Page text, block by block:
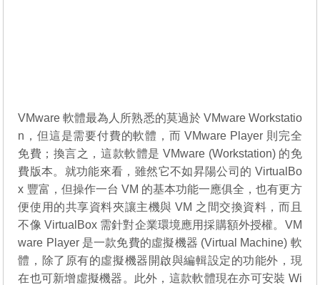
VMware 軟體最為人所熟悉的莫過於 VMware Workstatio
n，但這是需要付費的軟體，而 VMware Player 則完全
免費；換言之，這款軟體是 VMware (Workstation) 的免
費版本。就功能來看，雖然它不如昇陽公司的 VirtualBo
x 豐富，但操作一台 VM 的基本功能一應俱全，也有更方
便使用的共享資料夾讓主機與 VM 之間交換資料，而且
不像 VirtualBox 需針對企業環境應用採購額外授權。VM
ware Player 是一款免費的虛擬機器 (Virtual Machine) 軟
體，除了原有的虛擬機器開啟與編輯設定的功能外，現
在也可新增虛擬機器。此外，這款軟體現在亦可安裝 Wi